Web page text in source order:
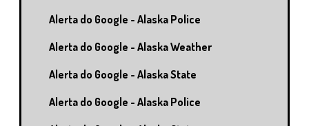
Alerta do Google - Alaska Police
Alerta do Google - Alaska Weather
Alerta do Google - Alaska State
Alerta do Google - Alaska Police